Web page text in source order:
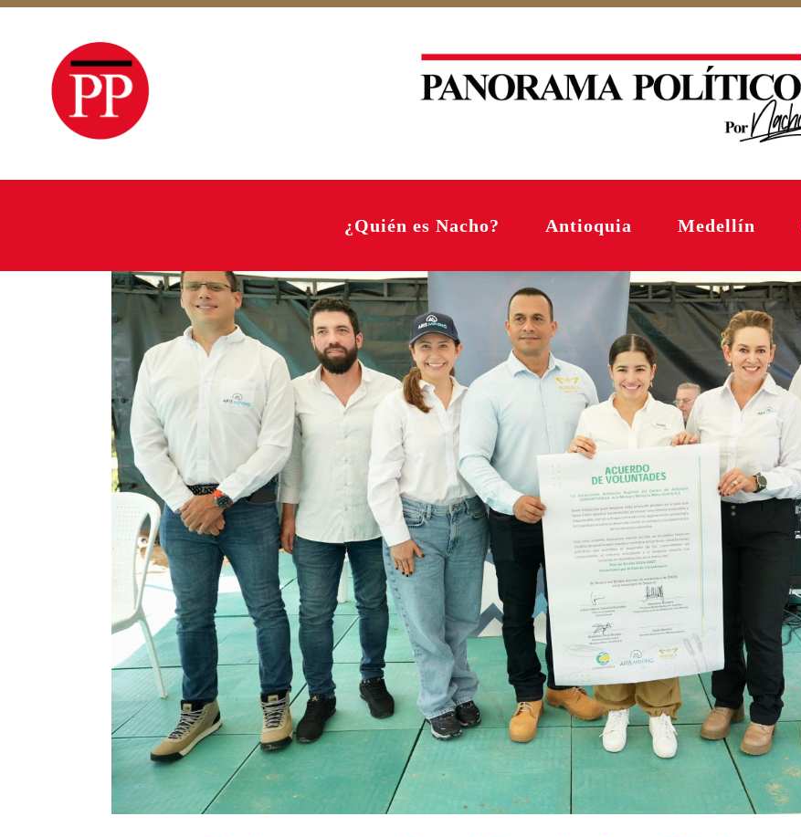
¿Quién es Nacho? Antioquia Medellín